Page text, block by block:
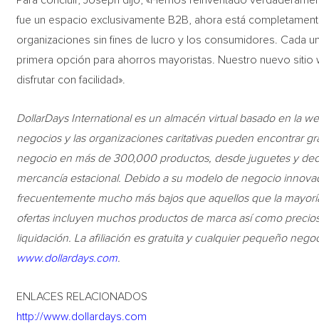
fue un espacio exclusivamente B2B, ahora está
organizaciones sin fines de lucro y los consumidores. Cada
primera opción para ahorros mayoristas. Nuestro nuevo sitio
disfrutar con facilidad».
DollarDays International es un almacén virtual basado en la
negocios y las organizaciones caritativas pueden encontrar
negocio en más de 300,000 productos, desde juguetes y
mercancía estacional. Debido a su modelo de negocio
frecuentemente mucho más bajos que aquellos que la
ofertas incluyen muchos productos de marca así como
liquidación. La afiliación es gratuita y cualquier pequeño
www.dollardays.com
ENLACES RELACIONADOS
http://www.dollardays.com